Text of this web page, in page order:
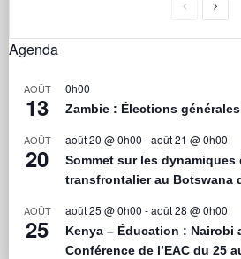
Agenda
AOÛT
13
0h00
Zambie : Élections
AOÛT
20
août 20 @ 0h00 -août 21 @ 0h00
Sommet sur les dynamiques
transfrontalier au Botswana
AOÛT
25
août 25 @ 0h00 -août 28 @ 0h00
Kenya – Éducation : Nairobi
Conférence de l’EAC du 25